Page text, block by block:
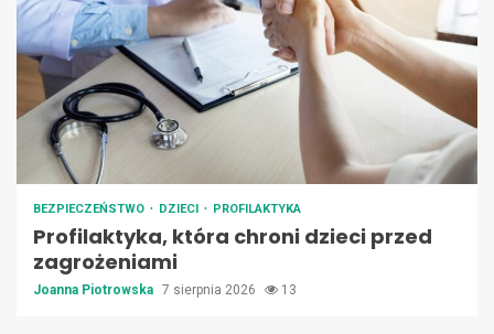
BEZPIECZEŃSTWO DZIECI PROFILAKTYKA
Profilaktyka, która chroni dzieci przed
zagrożeniami
Joanna Piotrowska 7 sierpnia 2026 13